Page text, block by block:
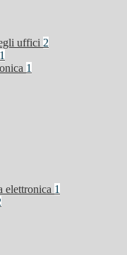
uffici 2
1
1
elettronica 1